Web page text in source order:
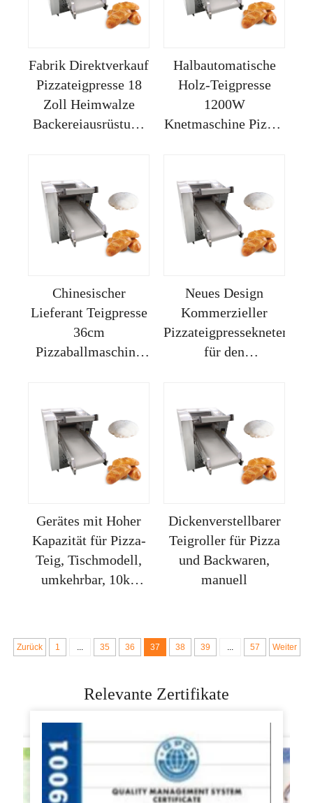
Fabrik Direktverkauf
Pizzateigpresse 18
Zoll Heimwalze
Backereiausrüstung
Halbautomatische
Holz-Teigpresse
1200W
Knetmaschine Pizza-
Chinesischer
Lieferant Teigpresse
36cm
Pizzaballmaschine
Neues Design
Kommerzieller
für den
Gerätes mit Hoher
Kapazität für Pizza-
Teig, Tischmodell,
umkehrbar, 10kg
Dickenverstellbarer
Teigroller für Pizza
und Backwaren,
manuell
Zurück 1 ... 35 36 37 38 39 ... 57 Weiter
Relevante Zertifikate